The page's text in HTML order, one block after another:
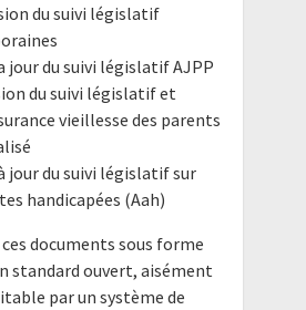
du suivi législatif
jour du suivi législatif AJPP
du suivi législatif et
vieillesse des parents
jour du suivi législatif sur
handicapées (Aah)
documents sous forme
standard ouvert, aisément
par un système de